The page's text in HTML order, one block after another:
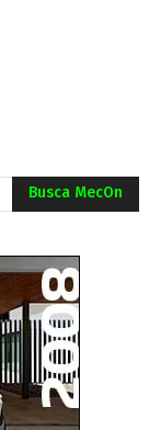
Busca MecOn